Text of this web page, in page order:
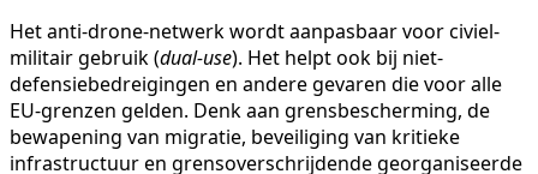
Het anti-drone-netwerk wordt aanpasbaar voor civiel-
militair gebruik (dual-use). Het helpt ook bij niet-
defensiebedreigingen en andere gevaren die voor alle
EU-grenzen gelden. Denk aan grensbescherming, de
bewapening van migratie, beveiliging van kritieke
infrastructuur en grensoverschrijdende georganiseerde